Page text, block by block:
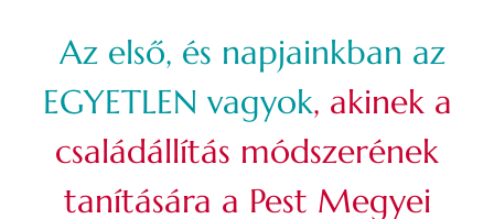
Az első, és napjainkban az
EGYETLEN vagyok, akinek a
családállítás módszerének
tanítására a Pest Megyei